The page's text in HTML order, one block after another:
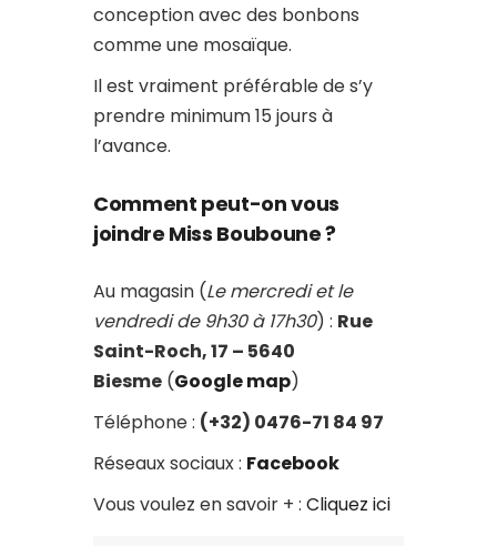
conception avec des bonbons
comme une mosaïque.
Il est vraiment préférable de s’y
prendre minimum 15 jours à
l’avance.
Comment peut-on vous
joindre Miss Bouboune ?
Au magasin (Le mercredi et le
vendredi de 9h30 à 17h30) : Rue
Saint-Roch, 17 – 5640
Biesme (Google map)
Téléphone : (+32) 0476-71 84 97
Réseaux sociaux : Facebook
Vous voulez en savoir + : Cliquez ici